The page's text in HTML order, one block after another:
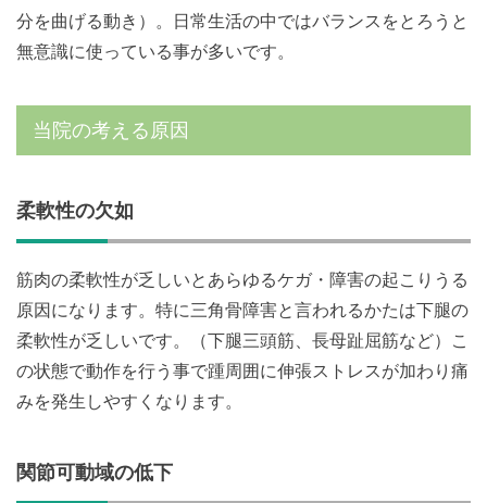
分を曲げる動き）。日常生活の中ではバランスをとろうと
無意識に使っている事が多いです。
当院の考える原因
柔軟性の欠如
筋肉の柔軟性が乏しいとあらゆるケガ・障害の起こりうる
原因になります。特に三角骨障害と言われるかたは下腿の
柔軟性が乏しいです。（下腿三頭筋、長母趾屈筋など）こ
の状態で動作を行う事で踵周囲に伸張ストレスが加わり痛
みを発生しやすくなります。
関節可動域の低下